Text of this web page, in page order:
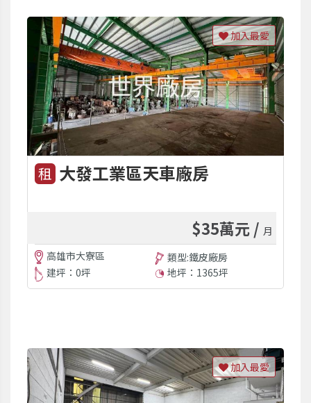
租 大發工業區天車廠房
$35萬元 / 月
高雄市大寮區
類型:鐵皮廠房
建坪：0坪
地坪：1365坪
加入最愛
加入最愛